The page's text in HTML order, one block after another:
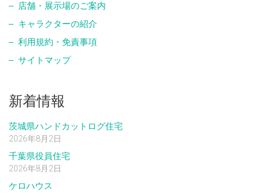
店舗・展示場のご案内
キャラクターの紹介
利用規約・免責事項
サイトマップ
新着情報
茨城県ハンドカットログ住宅
2026年8月2日
千葉県役員住宅
2026年8月2日
ケロハウス